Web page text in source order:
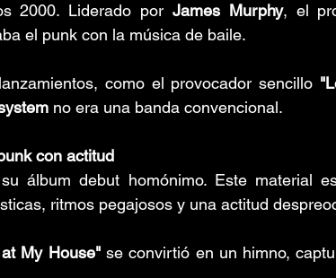
2000. Liderado por James Murphy, el
el punk con la música de baile.
como el provocador sencillo
no era una banda convencional.
con actitud
álbum debut homónimo. Este material
ritmos pegajosos y una actitud
My House" se convirtió en un himno,